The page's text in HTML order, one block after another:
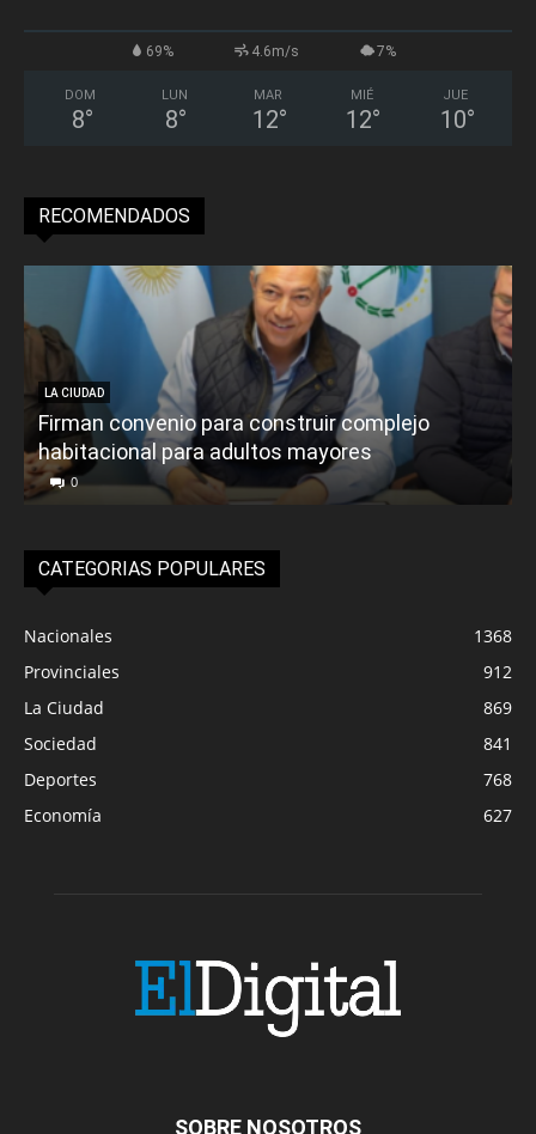
69% 4.6m/s 7%
DOM
8°
LUN
8°
MAR
12°
MIÉ
12°
JUE
10°
RECOMENDADOS
LA CIUDAD
Firman convenio para construir complejo
habitacional para adultos mayores
0
CATEGORIAS POPULARES
Nacionales
1368
Provinciales
912
La Ciudad
869
Sociedad
841
Deportes
768
Economía
627
SOBRE NOSOTROS